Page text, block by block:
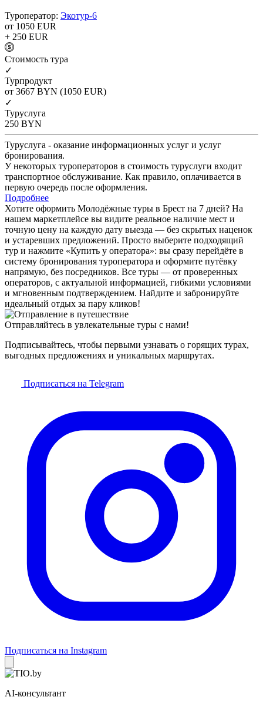
Туроператор: Экотур-6
от 1050 EUR
+ 250 EUR
Cтоимость тура
✓
Турпродукт
от 3667 BYN (1050 EUR)
✓
Туруслуга
250 BYN
Туруслуга - оказание информационных услуг и услуг
бронирования.
У некоторых туроператоров в стоимость туруслуги входит
транспортное обслуживание. Как правило, оплачивается в
первую очередь после оформления.
Подробнее
Хотите оформить Молодёжные туры в Брест на 7 дней? На
нашем маркетплейсе вы видите реальное наличие мест и
точную цену на каждую дату выезда — без скрытых наценок
и устаревших предложений. Просто выберите подходящий
тур и нажмите «Купить у оператора»: вы сразу перейдёте в
систему бронирования туроператора и оформите путёвку
напрямую, без посредников. Все туры — от проверенных
операторов, с актуальной информацией, гибкими условиями
и мгновенным подтверждением. Найдите и забронируйте
идеальный отдых за пару кликов!
Отправляйтесь в увлекательные туры с нами!
Подписывайтесь, чтобы первыми узнавать о горящих турах,
выгодных предложениях и уникальных маршрутах.
Подписаться на Telegram
Подписаться на Instagram
AI-консультант